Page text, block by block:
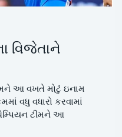
વિજેતાને
આ વખતે મોટું ઇનામ
વધુ વધારો કરવામાં
ટીમને આ